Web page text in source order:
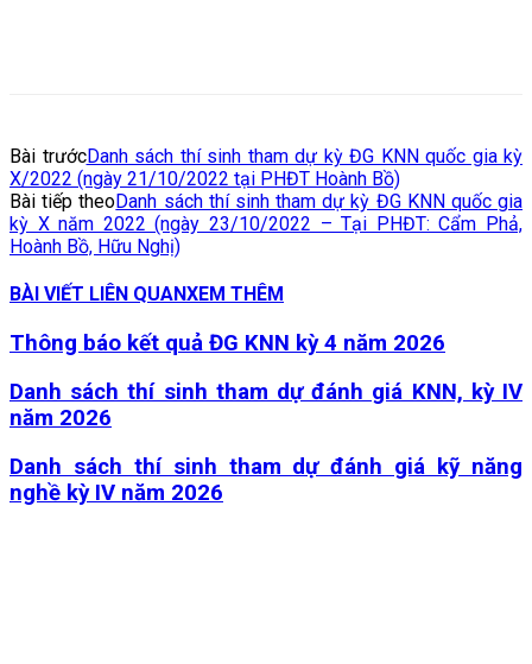
Bài trướcDanh sách thí sinh tham dự kỳ ĐG KNN quốc gia kỳ
X/2022 (ngày 21/10/2022 tại PHĐT Hoành Bồ)
Bài tiếp theoDanh sách thí sinh tham dự kỳ ĐG KNN quốc gia
kỳ X năm 2022 (ngày 23/10/2022 – Tại PHĐT: Cẩm Phả,
Hoành Bồ, Hữu Nghị)
BÀI VIẾT LIÊN QUANXEM THÊM
Thông báo kết quả ĐG KNN kỳ 4 năm 2026
Danh sách thí sinh tham dự đánh giá KNN, kỳ IV
năm 2026
Danh sách thí sinh tham dự đánh giá kỹ năng
nghề kỳ IV năm 2026